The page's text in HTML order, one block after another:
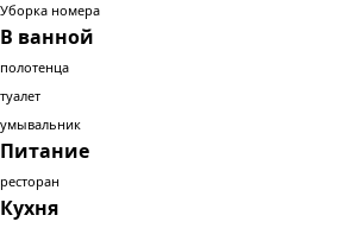
Уборка номера
В ванной
полотенца
туалет
умывальник
Питание
ресторан
Кухня